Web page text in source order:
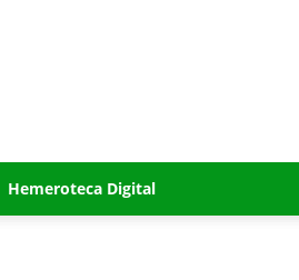
Hemeroteca Digital